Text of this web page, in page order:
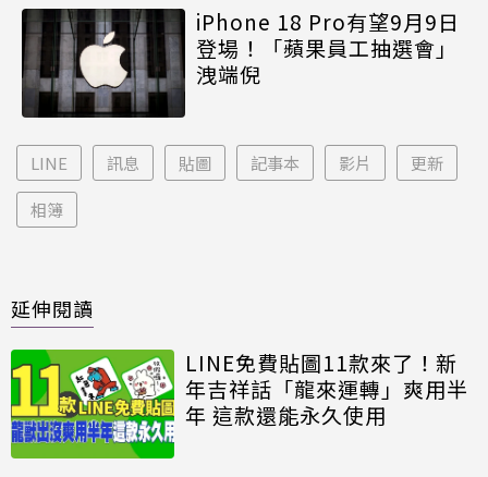
iPhone 18 Pro有望9月9日
登場！「蘋果員工抽選會」
洩端倪
LINE 訊息 貼圖 記事本 影片 更新
相簿
延伸閱讀
LINE免費貼圖11款來了！新
年吉祥話「龍來運轉」爽用半
年 這款還能永久使用